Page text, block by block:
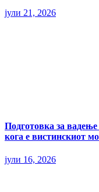
јули 21, 2026
Подготовка за
кога е вистинскиот
јули 16, 2026